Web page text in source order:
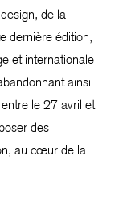
de la
dernière édition,
et internationale
ainsi
le 27 avril et
des
au cœur de la